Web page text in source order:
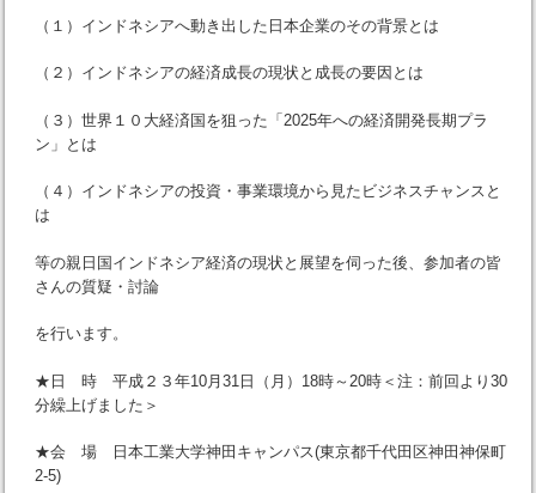
（１）インドネシアへ動き出した日本企業のその背景とは
（２）インドネシアの経済成長の現状と成長の要因とは
（３）世界１０大経済国を狙った「2025年への経済開発長期プラ
ン」とは
（４）インドネシアの投資・事業環境から見たビジネスチャンスと
は
等の親日国インドネシア経済の現状と展望を伺った後、参加者の皆
さんの質疑・討論
を行います。
★日 時 平成２３年10月31日（月）18時～20時＜注：前回より30
分繰上げました＞
★会 場 日本工業大学神田キャンパス(東京都千代田区神田神保町
2-5)